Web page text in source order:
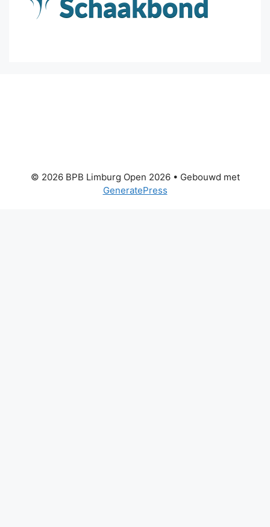
© 2026 BPB Limburg Open 2026• Gebouwd met
GeneratePress